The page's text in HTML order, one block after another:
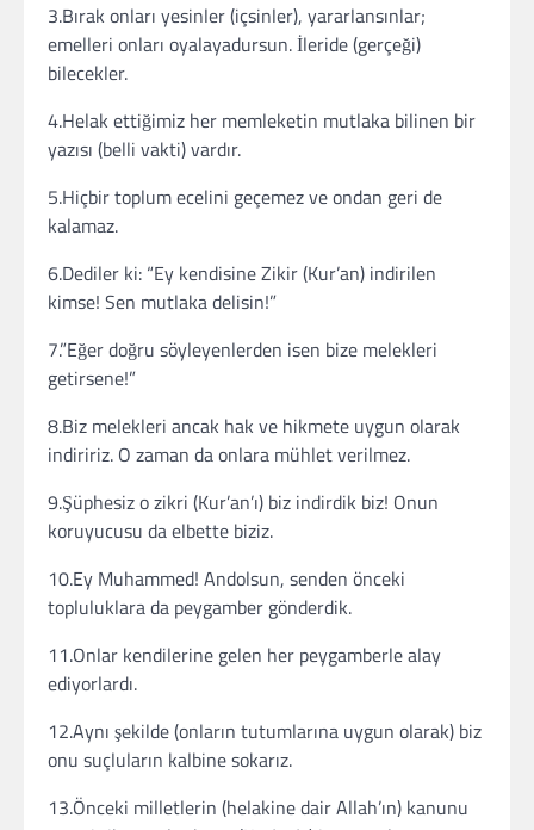
3.Bırak onları yesinler (içsinler), yararlansınlar;
emelleri onları oyalayadursun. İleride (gerçeği)
bilecekler.
4.Helak ettiğimiz her memleketin mutlaka bilinen bir
yazısı (belli vakti) vardır.
5.Hiçbir toplum ecelini geçemez ve ondan geri de
kalamaz.
6.Dediler ki: “Ey kendisine Zikir (Kur’an) indirilen
kimse! Sen mutlaka delisin!”
7.”Eğer doğru söyleyenlerden isen bize melekleri
getirsene!”
8.Biz melekleri ancak hak ve hikmete uygun olarak
indiririz. O zaman da onlara mühlet verilmez.
9.Şüphesiz o zikri (Kur’an’ı) biz indirdik biz! Onun
koruyucusu da elbette biziz.
10.Ey Muhammed! Andolsun, senden önceki
topluluklara da peygamber gönderdik.
11.Onlar kendilerine gelen her peygamberle alay
ediyorlardı.
12.Aynı şekilde (onların tutumlarına uygun olarak) biz
onu suçluların kalbine sokarız.
13.Önceki milletlerin (helakine dair Allah’ın) kanunu